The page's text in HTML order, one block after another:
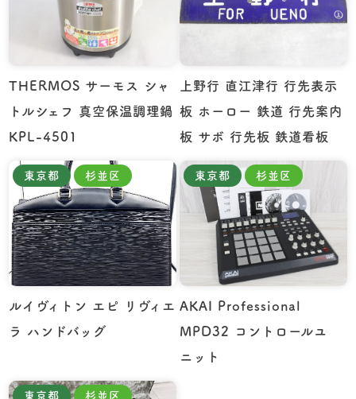
THERMOS サーモス シャ
トルシェフ 真空保温調理鍋
KPL-4501
上野行 直江津行 行先表示
板 ホーロー 鉄道 行先案内
板 サボ 行先板 鉄道看板
東京都 杉並区
ルイヴィトン エピ リヴィエ
ラ ハンドバッグ
東京都 杉並区
AKAI Professional
MPD32 コントロールユ
ニット
東京都 杉並区